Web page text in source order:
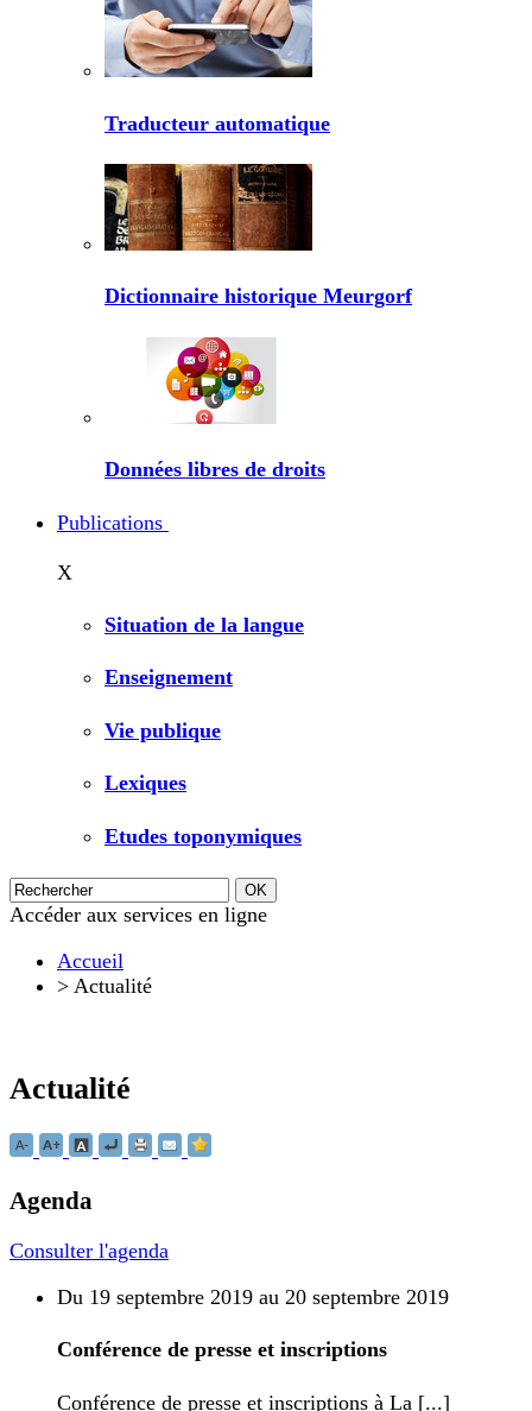
Traducteur automatique
Dictionnaire historique Meurgorf
Données libres de droits
Publications
X
Situation de la langue
Enseignement
Vie publique
Lexiques
Etudes toponymiques
Accéder aux services en ligne
Accueil
> Actualité
Actualité
Agenda
Consulter l'agenda
Du 19 septembre 2019 au 20 septembre 2019
Conférence de presse et inscriptions
Conférence de presse et inscriptions à La [...]